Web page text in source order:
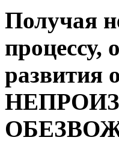
Получая
процессу,
развития